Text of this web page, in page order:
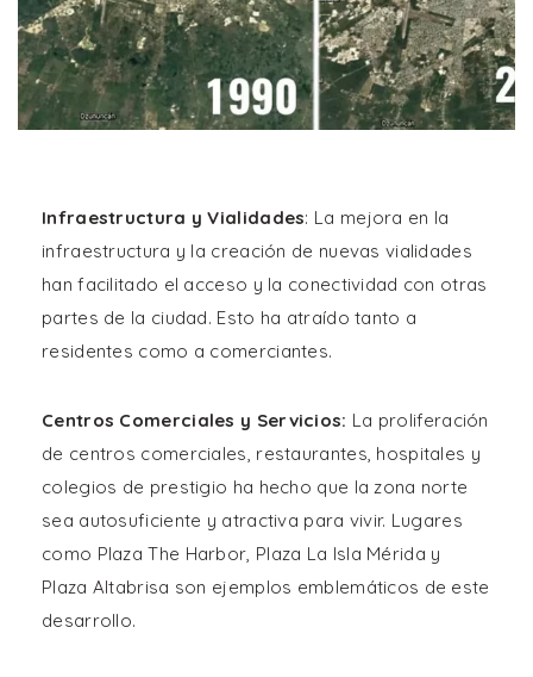
Infraestructura y Vialidades: La mejora en la
infraestructura y la creación de nuevas vialidades
han facilitado el acceso y la conectividad con otras
partes de la ciudad. Esto ha atraído tanto a
residentes como a comerciantes.
Centros Comerciales y Servicios: La proliferación
de centros comerciales, restaurantes, hospitales y
colegios de prestigio ha hecho que la zona norte
sea autosuficiente y atractiva para vivir. Lugares
como Plaza The Harbor, Plaza La Isla Mérida y
Plaza Altabrisa son ejemplos emblemáticos de este
desarrollo.